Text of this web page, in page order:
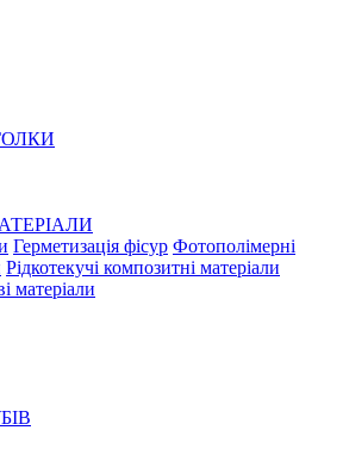
Герметизація фісур Фотополімерні
Рідкотекучі композитні матеріали
матеріали